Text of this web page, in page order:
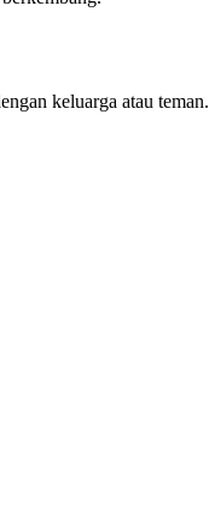
keluarga atau teman.